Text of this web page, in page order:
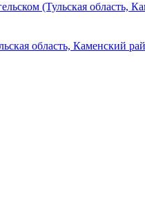
(Тульская область,
область, Каменский